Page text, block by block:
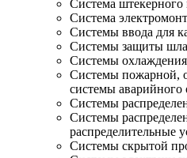
Система штекерного
Система
Системы ввода для
Системы защиты
Системы охлаждения
Системы пожарной,
системы
Системы
Системы
распределительные
Системы скрытой